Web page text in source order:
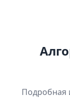
Подробная